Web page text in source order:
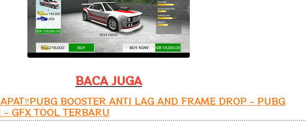
BACA JUGA
BOOSTER ANTI LAG AND FRAME DROP - PUBG
GFX TOOL TERBARU